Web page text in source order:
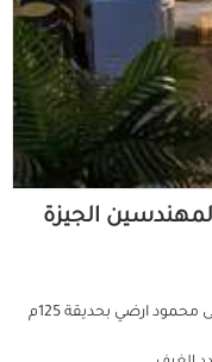
شقه للبيع بالمهندسين خلف مسجد مصطفى محمود ارضي بحديقة 125م